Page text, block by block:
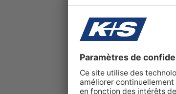
potassium dans le fonctionnement des
sels minéraux cristallisés présents
sont présents dans le corps sous forme